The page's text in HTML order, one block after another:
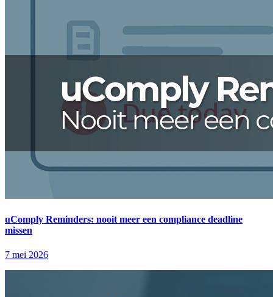
uComply Reminders: nooit meer een compliance deadline
missen
7 mei 2026